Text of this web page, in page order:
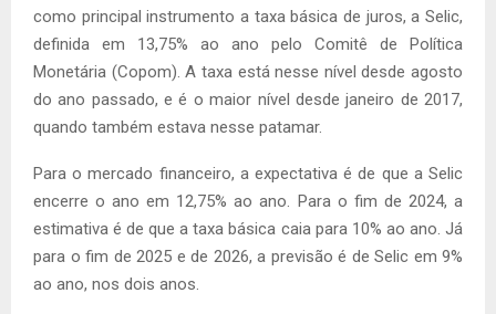
como principal instrumento a taxa básica de juros, a Selic,
definida em 13,75% ao ano pelo Comitê de Política
Monetária (Copom). A taxa está nesse nível desde agosto
do ano passado, e é o maior nível desde janeiro de 2017,
quando também estava nesse patamar.
Para o mercado financeiro, a expectativa é de que a Selic
encerre o ano em 12,75% ao ano. Para o fim de 2024, a
estimativa é de que a taxa básica caia para 10% ao ano. Já
para o fim de 2025 e de 2026, a previsão é de Selic em 9%
ao ano, nos dois anos.